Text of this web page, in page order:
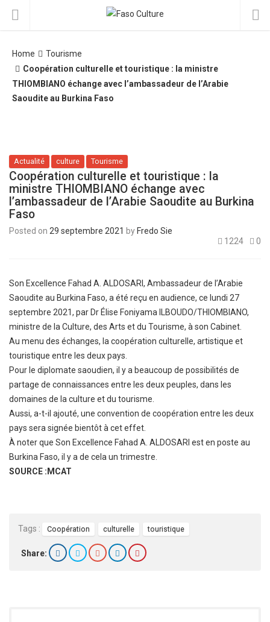
Home
Tourisme
Coopération culturelle et touristique : la ministre
THIOMBIANO échange avec l’ambassadeur de l’Arabie
Saoudite au Burkina Faso
Actualité culture Tourisme
Coopération culturelle et touristique : la
ministre THIOMBIANO échange avec
l’ambassadeur de l’Arabie Saoudite au Burkina
Faso
Posted on 29 septembre 2021 by Fredo Sie
1224
0
Son Excellence Fahad A. ALDOSARI, Ambassadeur de l’Arabie
Saoudite au Burkina Faso, a été reçu en audience, ce lundi 27
septembre 2021, par Dr Élise Foniyama ILBOUDO/THIOMBIANO,
ministre de la Culture, des Arts et du Tourisme, à son Cabinet.
Au menu des échanges, la coopération culturelle, artistique et
touristique entre les deux pays.
Pour le diplomate saoudien, il y a beaucoup de possibilités de
partage de connaissances entre les deux peuples, dans les
domaines de la culture et du tourisme.
Aussi, a-t-il ajouté, une convention de coopération entre les deux
pays sera signée bientôt à cet effet.
À noter que Son Excellence Fahad A. ALDOSARI est en poste au
Burkina Faso, il y a de cela un trimestre.
SOURCE :MCAT
Tags : Coopération culturelle touristique
Share: